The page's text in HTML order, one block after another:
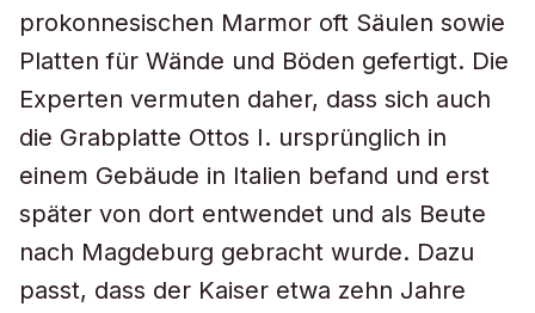
prokonnesischen Marmor oft Säulen sowie
Platten für Wände und Böden gefertigt. Die
Experten vermuten daher, dass sich auch
die Grabplatte Ottos I. ursprünglich in
einem Gebäude in Italien befand und erst
später von dort entwendet und als Beute
nach Magdeburg gebracht wurde. Dazu
passt, dass der Kaiser etwa zehn Jahre